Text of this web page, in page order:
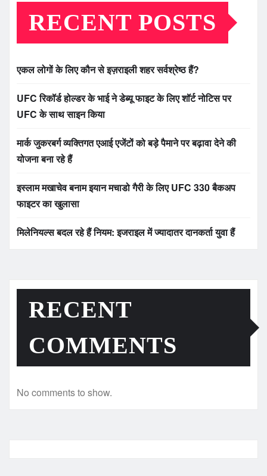
RECENT POSTS
एकल लोगों के लिए कौन से इज़राइली शहर सर्वश्रेष्ठ हैं?
UFC रिकॉर्ड होल्डर के भाई ने डेब्यू फाइट के लिए शॉर्ट नोटिस पर
UFC के साथ साइन किया
मार्क जुकरबर्ग व्यक्तिगत एआई एजेंटों को बड़े पैमाने पर बढ़ावा देने की
योजना बना रहे हैं
इस्लाम मखाचेव बनाम इयान मचाडो गैरी के लिए UFC 330 बैकअप
फाइटर का खुलासा
मिलेनियल्स बदल रहे हैं नियम: इजराइल में ज्यादातर दानकर्ता युवा हैं
RECENT
COMMENTS
No comments to show.